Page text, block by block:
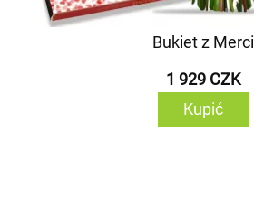
Bukiet z Merci
1 929 CZK
Kupić